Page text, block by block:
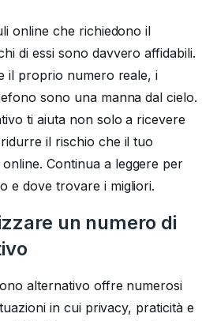
online che richiedono il
di essi sono davvero affidabili.
il proprio numero reale, i
sono una manna dal cielo.
ti aiuta non solo a ricevere
il rischio che il tuo
Continua a leggere per
e dove trovare i migliori.
un numero di
alternativo offre numerosi
in cui privacy, praticità e